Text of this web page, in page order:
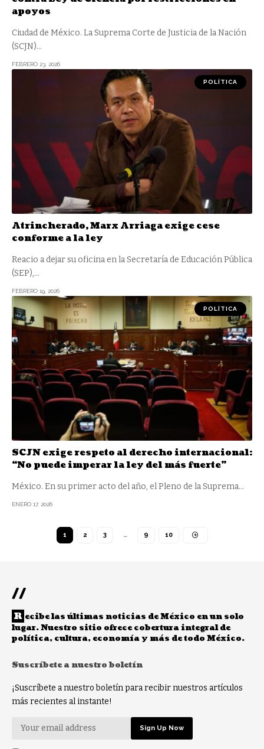
apoyos
Ciudad de México. La Suprema Corte de Justicia de la Nación
(SCJN)…
FEBRERO 23, 2026
POLÍTICA
Atrincherado, Marx Arriaga exige cese
conforme a la ley
Reacio a dejar su oficina en la Secretaría de Educación Pública
(SEP),…
FEBRERO 19, 2026
POLÍTICA
SCJN exige respeto al derecho internacional:
“No puede imperar la ley del más fuerte”
México. En su primer acto del año, el Pleno de la Suprema…
ENERO 17, 2026
1 2 3 … 9 10
//
R ecibe las últimas noticias de México en un solo
lugar. Nuestro sitio ofrece cobertura integral de
política, cultura, economía y más de todo México.
Suscríbete a nuestro boletín
¡Suscríbete a nuestro boletín para recibir nuestros artículos
más recientes al instante!